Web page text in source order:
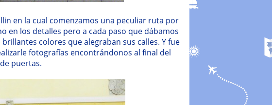
en la cual comenzamos una peculiar ruta por
en los detalles pero a cada paso que dábamos
colores que alegraban sus calles. Y fue
fotografías encontrándonos al final del
puertas.